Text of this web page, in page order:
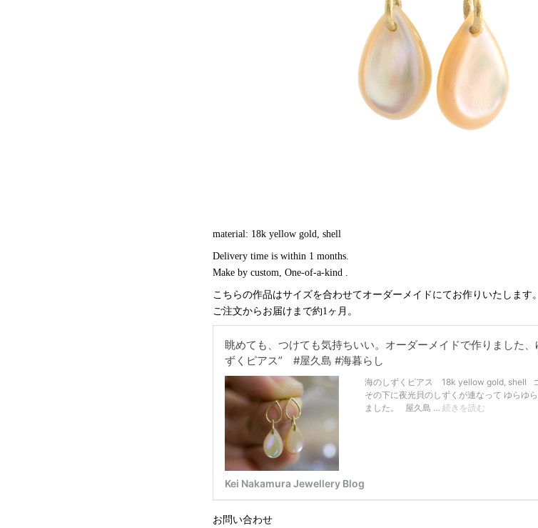
material: 18k yellow gold, shell
Delivery time is within 1 months.
Make by custom, One-of-a-kind .
こちらの作品はサイズを合わせてオーダーメイドにてお作りいたします。
ご注文からお届けまで約1ヶ月。
お問い合わせ